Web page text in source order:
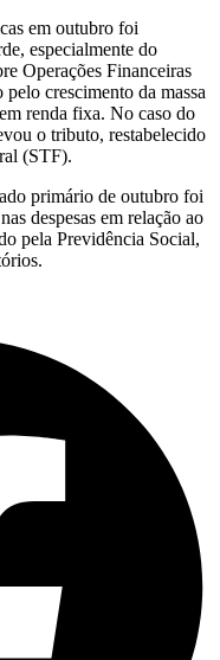
em outubro foi
especialmente do
Operações Financeiras
crescimento da massa
renda fixa. No caso do
o tributo, restabelecido
(STF).
primário de outubro foi
despesas em relação ao
pela Previdência Social,